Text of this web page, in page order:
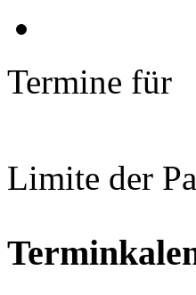
Termine für
Limite der